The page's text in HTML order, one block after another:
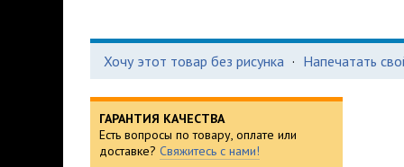
Хочу этот товар без рисунка · Напечатать
ГАРАНТИЯ КАЧЕСТВА
Есть вопросы по товару, оплате или
доставке? Свяжитесь с нами!